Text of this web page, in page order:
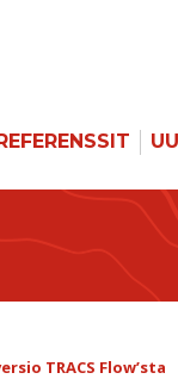
TRACS Flow’sta